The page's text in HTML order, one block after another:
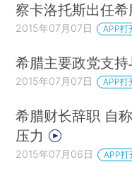
察卡洛托斯出任希
2015年07月07日 APP打
希腊主要政党支
2015年07月07日 APP打
希腊财长辞职 自
压力
2015年07月06日 APP打